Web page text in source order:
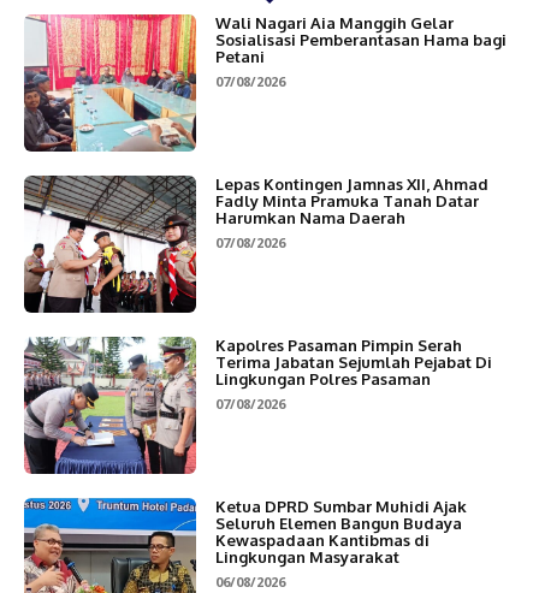
Wali Nagari Aia Manggih Gelar
Sosialisasi Pemberantasan Hama bagi
Petani
07/08/2026
Lepas Kontingen Jamnas XII, Ahmad
Fadly Minta Pramuka Tanah Datar
Harumkan Nama Daerah
07/08/2026
Kapolres Pasaman Pimpin Serah
Terima Jabatan Sejumlah Pejabat Di
Lingkungan Polres Pasaman
07/08/2026
Ketua DPRD Sumbar Muhidi Ajak
Seluruh Elemen Bangun Budaya
Kewaspadaan Kantibmas di
Lingkungan Masyarakat
06/08/2026